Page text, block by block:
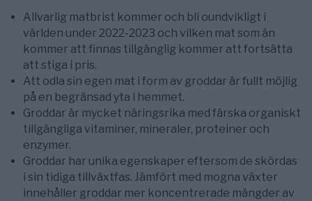
Allvarlig matbrist kommer och bli oundvikligt i
världen under 2022-2023 och vilken mat som än
kommer att finnas tillgänglig kommer att fortsätta
att stiga i pris.
Att odla sin egen mat i form av groddar är fullt möjlig
på en begränsad yta i hemmet.
Groddar är mycket näringsrika med färska organiskt
tillgängliga vitaminer, mineraler, proteiner och
enzymer.
Groddar har unika egenskaper eftersom de skördas
i sin tidiga tillväxtfas. Jämfört med mogna växter
innehåller groddar mer koncentrerade mängder av